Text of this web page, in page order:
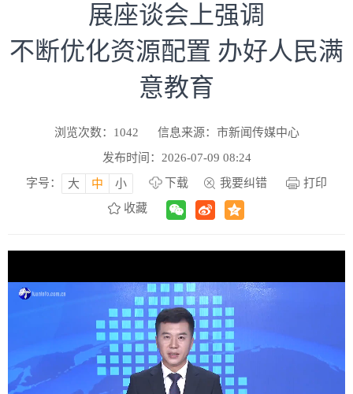
展座谈会上强调
不断优化资源配置 办好人民满
意教育
浏览次数： 1042
信息来源：市新闻传媒中心
发布时间：2026-07-09 08:24
字号：
大 中 小 下载 我要纠错
打印
收藏